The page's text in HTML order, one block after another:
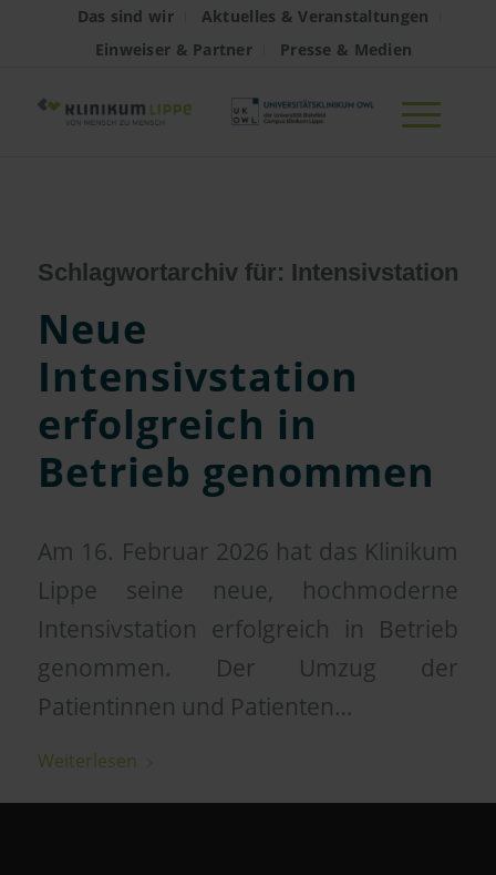
Das sind wir
Aktuelles & Veranstaltungen
Einweiser & Partner
Presse & Medien
Schlagwortarchiv für: Intensivstation
Neue
Intensivstation
erfolgreich in
Betrieb genommen
Am 16. Februar 2026 hat das Klinikum
Lippe seine neue, hochmoderne
Intensivstation erfolgreich in Betrieb
genommen. Der Umzug der
Patientinnen und Patienten…
Weiterlesen